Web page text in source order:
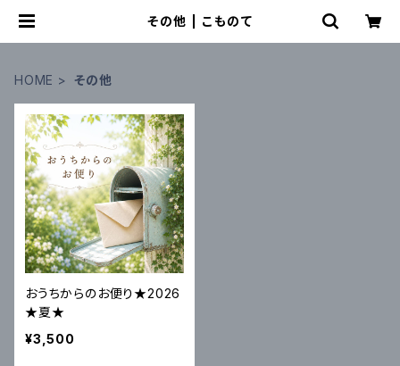
その他 | こものて
HOME その他
おうちからのお便り★2026
★夏★
¥3,500